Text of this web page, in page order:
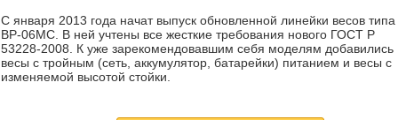
С января 2013 года начат выпуск обновленной линейки весов типа
ВР-06МС. В ней учтены все жесткие требования нового ГОСТ Р
53228-2008. К уже зарекомендовавшим себя моделям добавились
весы с тройным (сеть, аккумулятор, батарейки) питанием и весы с
изменяемой высотой стойки.